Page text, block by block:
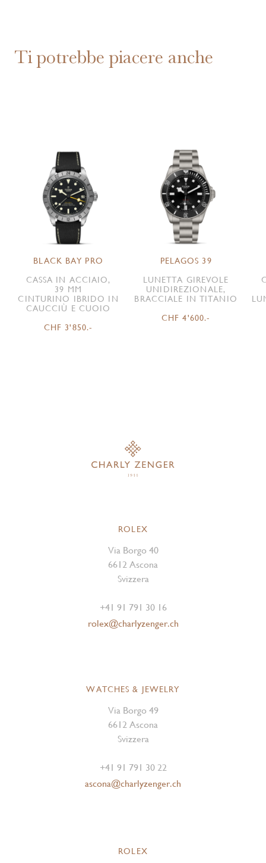
Ti potrebbe piacere anche
BLACK BAY PRO
CASSA IN ACCIAIO,
39 MM
CINTURINO IBRIDO IN
CAUCCIÙ E CUOIO
CHF 3'850.-
PELAGOS 39
LUNETTA GIREVOLE
UNIDIREZIONALE,
BRACCIALE IN TITANIO
CHF 4'600.-
ROLEX
Via Borgo 40
6612 Ascona
Svizzera
+41 91 791 30 16
rolex@charlyzenger.ch
WATCHES & JEWELRY
Via Borgo 49
6612 Ascona
Svizzera
+41 91 791 30 22
ascona@charlyzenger.ch
ROLEX